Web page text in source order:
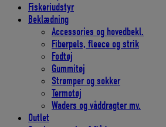
Fiskeriudstyr
Beklædning
Accessories og hovedbekl.
Fiberpels, fleece og strik
Fodtøj
Gummitøj
Strømper og sokker
Termotøj
Waders og våddragter mv.
Outlet